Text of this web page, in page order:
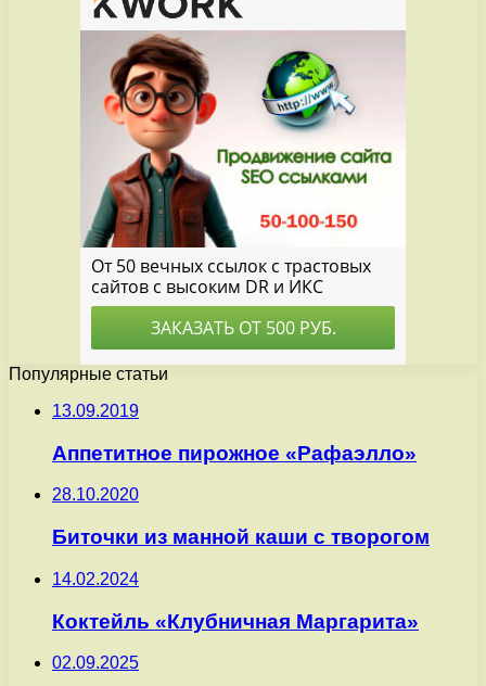
Популярные статьи
13.09.2019
Аппетитное пирожное «Рафаэлло»
28.10.2020
Биточки из манной каши с творогом
14.02.2024
Коктейль «Клубничная Маргарита»
02.09.2025